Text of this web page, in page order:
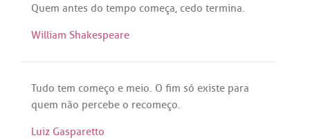
Quem antes do tempo começa, cedo termina.
William Shakespeare
Tudo tem começo e meio. O fim só existe para
quem não percebe o recomeço.
Luiz Gasparetto